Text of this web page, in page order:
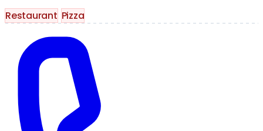
Restaurant Pizza